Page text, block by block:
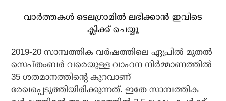
വാര്‍ത്തകള്‍ ടെലഗ്രാമില്‍ ലഭിക്കാന്‍ ഇവിടെ
ക്ലിക്ക് ചെയ്യൂ
2019-20 സാമ്പത്തിക വര്‍ഷത്തിലെ ഏപ്രില്‍ മുതല്‍
സെപ്തംബര്‍ വരെയുള്ള വാഹന നിര്‍മ്മാണത്തില്‍
35 ശതമാനത്തിന്റെ കുറവാണ്
രേഖപ്പെടുത്തിയിരിക്കുന്നത്. ഇതേ സാമ്പത്തിക